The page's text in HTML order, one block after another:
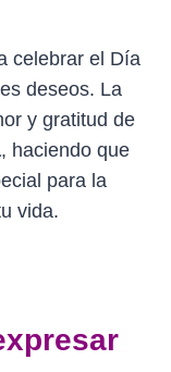
celebrar el Día
deseos. La
y gratitud de
, haciendo que
para la
vida.